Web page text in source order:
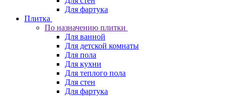
Для фартука
Плитка
По назначению плитки
Для ванной
Для детской комнаты
Для пола
Для кухни
Для теплого пола
Для стен
Для фартука